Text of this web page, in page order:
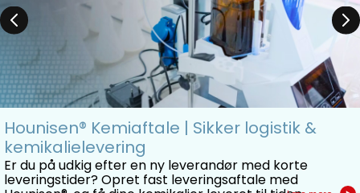
Hounisen® Kemiaftale | Sikker logistik &
kemikalielevering
Er du på udkig efter en ny leverandør med korte
leveringstider? Opret fast leveringsaftale med